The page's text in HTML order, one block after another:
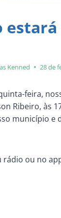
Kenned 28 de
feira,
Ribeiro, às
município e
ou no